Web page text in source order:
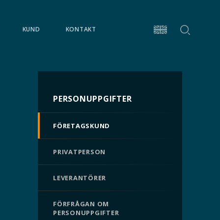
KUND KONTAKT
English
PERSONUPPGIFTER
FÖRETAGSKUND
PRIVATPERSON
LEVERANTÖRER
FÖRFRÅGAN OM
PERSONUPPGIFTER